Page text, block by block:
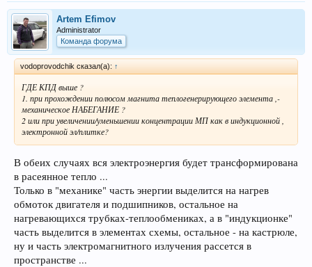
Artem Efimov
Administrator
Команда форума
vodoprovodchik сказал(а): ↑
ГДЕ КПД выше ?
1. при прохождении полюсом магнита теплогенерирующего элемента ,-
механическое НАБЕГАНИЕ ?
2 или при увеличении/уменьшении концентрации МП как в индукционной ,
электронной эл/плитке?
В обеих случаях вся электроэнергия будет трансформирована
в расеянное тепло ...
Только в "механике" часть энергии выделится на нагрев
обмоток двигателя и подшипников, остальное на
нагревающихся трубках-теплообмениках, а в "индукционке"
часть выделится в элементах схемы, остальное - на кастрюле,
ну и часть электромагнитного излучения рассется в
пространстве ...